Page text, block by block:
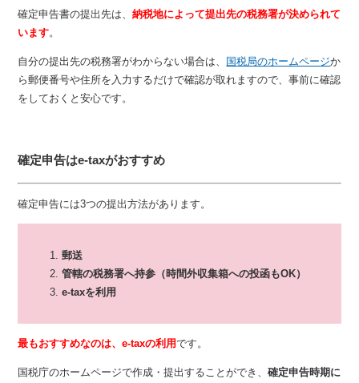
確定申告書の提出先は、納税地によって提出先の税務署が決められて
います。
自分の提出先の税務署がわからない場合は、 国税局のホームページか
ら郵便番号や住所を入力するだけで確認が取れますので、事前に確認
をしておくと安心です。
確定申告はe-taxがおすすめ
確定申告には3つの提出方法があります。
郵送
管轄の税務署へ持参（時間外収集箱への投函もOK）
e-taxを利用
最もおすすめなのは、e-taxの利用です。
国税庁のホームページで作成・提出することができ、確定申告時期に